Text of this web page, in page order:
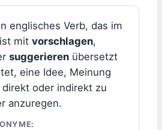
englisches Verb, das im
mit vorschlagen,
suggerierenübersetzt
eine Idee, Meinung
oder indirekt zu
anzuregen.